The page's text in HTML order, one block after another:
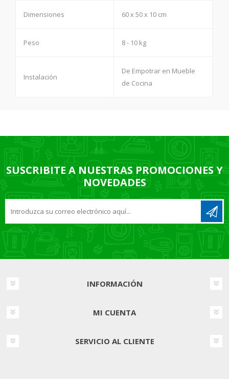
Dimensiones 60 x 50 x 10 cm
Peso 8 - 10 kg
Instalación
De Empotrar en Mueble
de Cocina
SUSCRIBITE A NUESTRAS PROMOCIONES Y
NOVEDADES
INFORMACIÓN
MI CUENTA
SERVICIO AL CLIENTE